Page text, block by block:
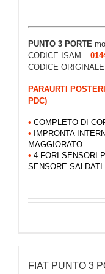
PUNTO 3 PORTE
CODICE ISAM –
CODICE
PARAURTI
PDC)
• COMPLETO DI
•
IMPRONTA
MAGGIORATO
• 4 FORI SENSORI
SENSORE SALDATI
FIAT PUNTO 3